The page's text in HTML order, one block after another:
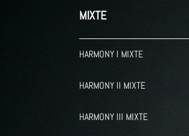
MIXTE
HARMONY I MIXTE
HARMONY II MIXTE
HARMONY III MIXTE